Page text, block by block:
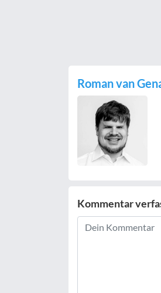
Roman van
Kommentar